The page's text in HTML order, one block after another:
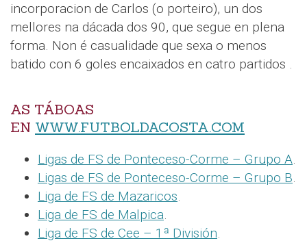
incorporacion de Carlos (o porteiro), un dos
mellores na dácada dos 90, que segue en plena
forma. Non é casualidade que sexa o menos
batido con 6 goles encaixados en catro partidos .
AS TÁBOAS
EN WWW.FUTBOLDACOSTA.COM
Ligas de FS de Ponteceso-Corme – Grupo A.
Ligas de FS de Ponteceso-Corme – Grupo B.
Liga de FS de Mazaricos.
Liga de FS de Malpica.
Liga de FS de Cee – 1ª División.